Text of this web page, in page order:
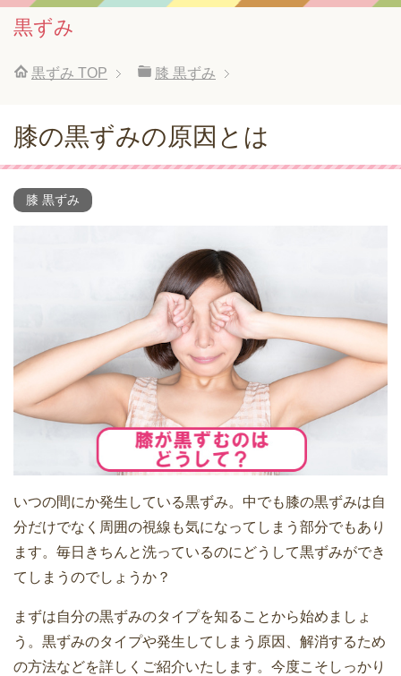
黒ずみ
黒ずみ TOP 膝 黒ずみ
膝の黒ずみの原因とは
膝 黒ずみ
いつの間にか発生している黒ずみ。中でも膝の黒ずみは自
分だけでなく周囲の視線も気になってしまう部分でもあり
ます。毎日きちんと洗っているのにどうして黒ずみができ
てしまうのでしょうか？
まずは自分の黒ずみのタイプを知ることから始めましょ
う。黒ずみのタイプや発生してしまう原因、解消するため
の方法などを詳しくご紹介いたします。今度こそしっかり